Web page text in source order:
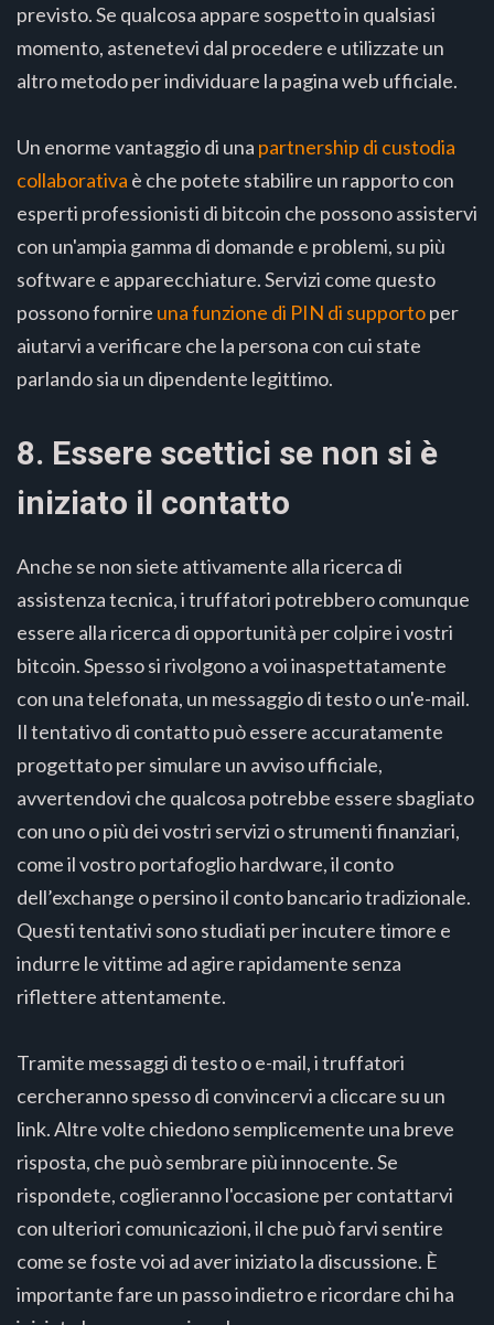
previsto. Se qualcosa appare sospetto in qualsiasi
momento, astenetevi dal procedere e utilizzate un
altro metodo per individuare la pagina web ufficiale.
Un enorme vantaggio di una partnership di custodia
collaborativa è che potete stabilire un rapporto con
esperti professionisti di bitcoin che possono assistervi
con un'ampia gamma di domande e problemi, su più
software e apparecchiature. Servizi come questo
possono fornire una funzione di PIN di supportoper
aiutarvi a verificare che la persona con cui state
parlando sia un dipendente legittimo.
8. Essere scettici se non si è
iniziato il contatto
Anche se non siete attivamente alla ricerca di
assistenza tecnica, i truffatori potrebbero comunque
essere alla ricerca di opportunità per colpire i vostri
bitcoin. Spesso si rivolgono a voi inaspettatamente
con una telefonata, un messaggio di testo o un'e-mail.
Il tentativo di contatto può essere accuratamente
progettato per simulare un avviso ufficiale,
avvertendovi che qualcosa potrebbe essere sbagliato
con uno o più dei vostri servizi o strumenti finanziari,
come il vostro portafoglio hardware, il conto
dell’exchange o persino il conto bancario tradizionale.
Questi tentativi sono studiati per incutere timore e
indurre le vittime ad agire rapidamente senza
riflettere attentamente.
Tramite messaggi di testo o e-mail, i truffatori
cercheranno spesso di convincervi a cliccare su un
link. Altre volte chiedono semplicemente una breve
risposta, che può sembrare più innocente. Se
rispondete, coglieranno l'occasione per contattarvi
con ulteriori comunicazioni, il che può farvi sentire
come se foste voi ad aver iniziato la discussione. È
importante fare un passo indietro e ricordare chi ha